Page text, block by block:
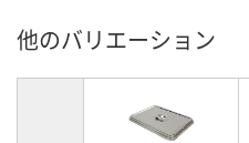
他のバリエーション